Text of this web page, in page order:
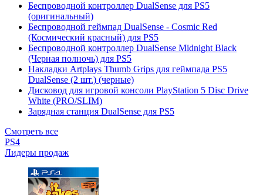
Беспроводной контроллер DualSense для PS5
(оригинальный)
Беспроводной геймпад DualSense - Cosmic Red
(Космический красный) для PS5
Беспроводной контроллер DualSense Midnight Black
(Черная полночь) для PS5
Накладки Artplays Thumb Grips для геймпада PS5
DualSense (2 шт.) (черные)
Дисковод для игровой консоли PlayStation 5 Disc Drive
White (PRO/SLIM)
Зарядная станция DualSense для PS5
Смотреть все
PS4
Лидеры продаж